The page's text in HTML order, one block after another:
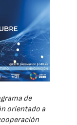
de
orientado a